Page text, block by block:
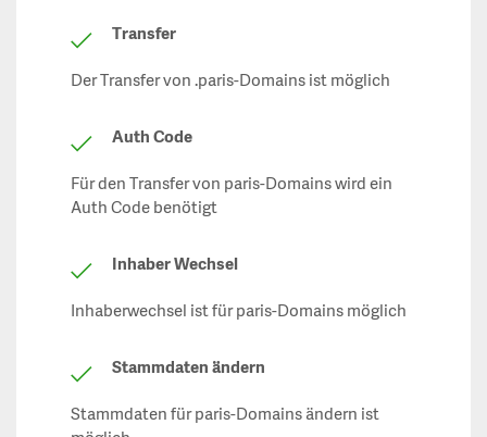
Transfer
Der Transfer von .paris-Domains ist möglich
Auth Code
Für den Transfer von paris-Domains wird ein
Auth Code benötigt
Inhaber Wechsel
Inhaberwechsel ist für paris-Domains möglich
Stammdaten ändern
Stammdaten für paris-Domains ändern ist